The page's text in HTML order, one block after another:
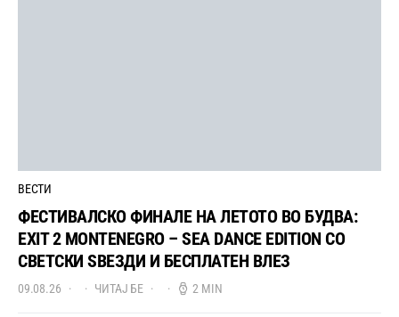
ВЕСТИ
ФЕСТИВАЛСКО ФИНАЛЕ НА ЛЕТОТО ВО БУДВА:
EXIT 2 MONTENEGRO – SEA DANCE EDITION СО
СВЕТСКИ ЅВЕЗДИ И БЕСПЛАТЕН ВЛЕЗ
09.08.26 ЧИТАЈ БЕ 2 MIN